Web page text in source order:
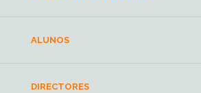
ALUNOS
DIRECTORES